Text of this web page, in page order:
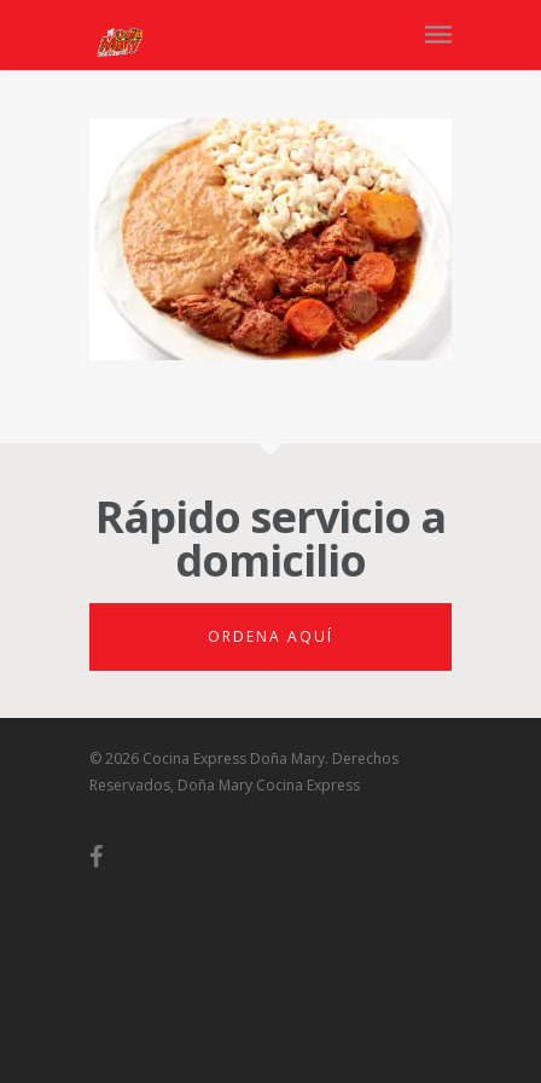
Rápido servicio a
domicilio
ORDENA AQUÍ
© 2026 Cocina Express Doña Mary. Derechos
Reservados, Doña Mary Cocina Express